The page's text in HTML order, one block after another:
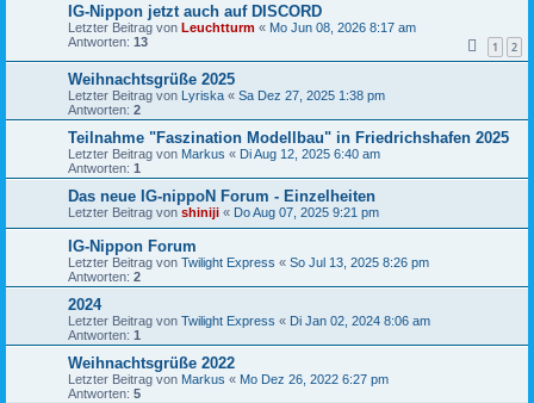
IG-Nippon jetzt auch auf DISCORD
Letzter Beitrag von Leuchtturm « Mo Jun 08, 2026 8:17 am
Antworten: 13 1 2
Weihnachtsgrüße 2025
Letzter Beitrag von Lyriska « Sa Dez 27, 2025 1:38 pm
Antworten: 2
Teilnahme "Faszination Modellbau" in Friedrichshafen 2025
Letzter Beitrag von Markus « Di Aug 12, 2025 6:40 am
Antworten: 1
Das neue IG-nippoN Forum - Einzelheiten
Letzter Beitrag von shiniji « Do Aug 07, 2025 9:21 pm
IG-Nippon Forum
Letzter Beitrag von Twilight Express « So Jul 13, 2025 8:26 pm
Antworten: 2
2024
Letzter Beitrag von Twilight Express « Di Jan 02, 2024 8:06 am
Antworten: 1
Weihnachtsgrüße 2022
Letzter Beitrag von Markus « Mo Dez 26, 2022 6:27 pm
Antworten: 5